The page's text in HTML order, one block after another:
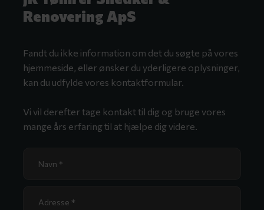
Renovering ApS
Fandt du ikke information om det du søgte på vores
hjemmeside, eller ønsker du yderligere oplysninger,
kan du udfylde vores kontaktformular.
Vi vil derefter tage kontakt til dig og bruge vores
mange års erfaring til at hjælpe dig videre.